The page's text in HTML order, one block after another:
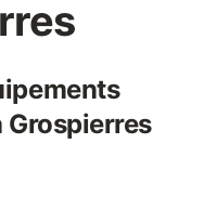
Grospierres